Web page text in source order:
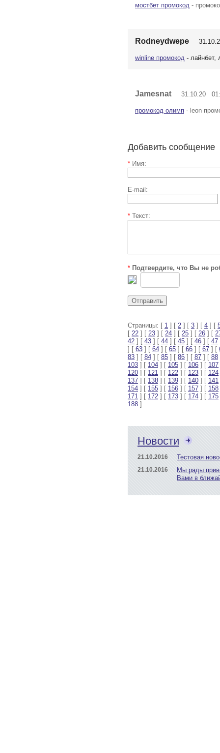
мостбет промокод -
Rodneydwepe
winline промокод - лайнбет,
Jamesnat 31.10.20
промокод олимп - leon
Добавить сообщение
* Имя:
E-mail:
* Текст:
* Подтвердите, что Вы не
Страницы: [ 1 ] [ 2 ] [ 3 ] [ 4 ] [
[ 22 ] [ 23 ] [ 24 ] [ 25 ] [ 26 ] [
42 ] [ 43 ] [ 44 ] [ 45 ] [ 46 ] [ 47
] [ 63 ] [ 64 ] [ 65 ] [ 66 ] [ 67 ] [
83 ] [ 84 ] [ 85 ] [ 86 ] [ 87 ] [ 88
103 ] [ 104 ] [ 105 ] [ 106 ] [ 107
120 ] [ 121 ] [ 122 ] [ 123 ] [ 124
137 ] [ 138 ] [ 139 ] [ 140 ] [ 141
154 ] [ 155 ] [ 156 ] [ 157 ] [ 158
171 ] [ 172 ] [ 173 ] [ 174 ] [ 175
188 ]
Новости
21.10.2016 Тестовая
21.10.2016
Мы рады
Вами в